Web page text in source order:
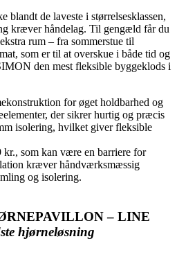
blandt de laveste i størrelsesklassen,
kræver håndelag. Til gengæld får du
rum – fra sommerstue til
som er til at overskue i både tid og
den mest fleksible byggeklods i
for øget holdbarhed og
der sikrer hurtig og præcis
isolering, hvilket giver fleksible
som kan være en barriere for
kræver håndværksmæssig
og isolering.
– LINE
hjørneløsning